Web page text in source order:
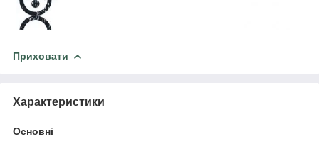
Приховати
Характеристики
Основні